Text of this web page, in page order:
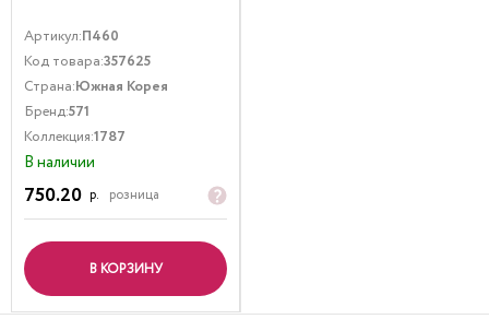
Артикул:П460
Код товара:357625
Страна:Южная Корея
Бренд:571
Коллекция:1787
В наличии
750.20 р. розница
В КОРЗИНУ